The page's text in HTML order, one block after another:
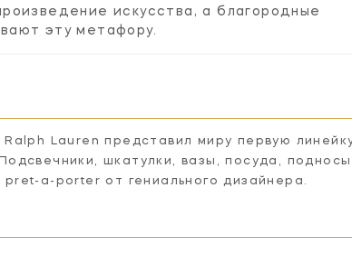
искусства, а благородные
эту метафору.
Lauren представил миру первую
шкатулки, вазы, посуда,
a-porter от гениального дизайнера.